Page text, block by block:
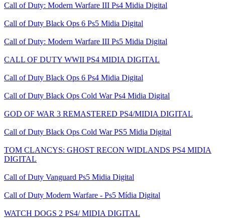
Call of Duty: Modern Warfare III Ps4 Midia Digital
Call of Duty Black Ops 6 Ps5 Midia Digital
Call of Duty: Modern Warfare III Ps5 Midia Digital
CALL OF DUTY WWII PS4 MIDIA DIGITAL
Call of Duty Black Ops 6 Ps4 Midia Digital
Call of Duty Black Ops Cold War Ps4 Midia Digital
GOD OF WAR 3 REMASTERED PS4/MIDIA DIGITAL
Call of Duty Black Ops Cold War PS5 Midia Digital
TOM CLANCYS: GHOST RECON WIDLANDS PS4 MIDIA
DIGITAL
Call of Duty Vanguard Ps5 Midia Digital
Call of Duty Modern Warfare - Ps5 Mídia Digital
WATCH DOGS 2 PS4/ MIDIA DIGITAL